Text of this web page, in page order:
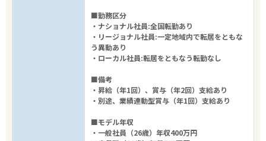
■勤務区分
・ナショナル社員:全国転勤あり
・リージョナル社員:一定地域内で転居をともな
う異動あり
・ローカル社員:転居をともなう転勤なし
■備考
・昇給（年1回）、賞与（年2回）支給あり
・別途、業績連動型賞与（年1回）支給あり
■モデル年収
・一般社員（26歳）年収400万円